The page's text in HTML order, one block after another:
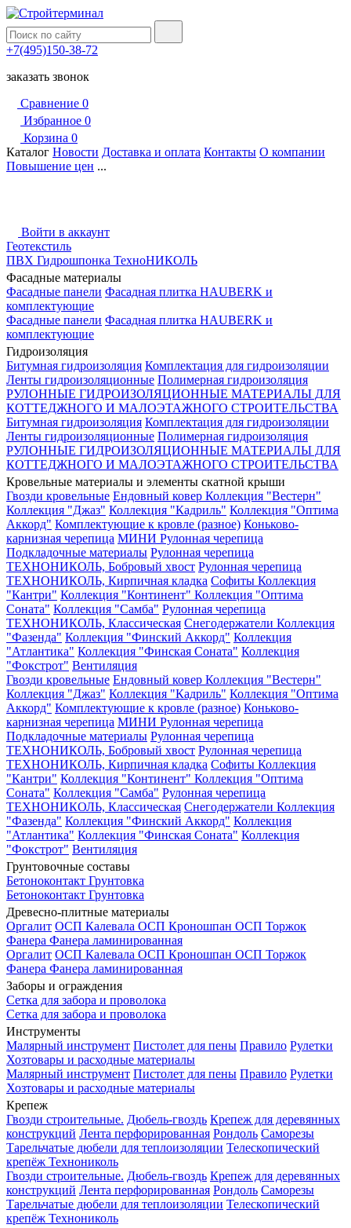
+7(495)150-38-72
заказать звонок
Сравнение 0
Избранное 0
Корзина 0
Каталог Новости Доставка и оплата Контакты О компании
Повышение цен ...
Войти в аккаунт
Геотекстиль
ПВХ Гидрошпонка ТехноНИКОЛЬ
Фасадные материалы
Фасадные панели Фасадная плитка HAUBERK и
комплектующие
Фасадные панели Фасадная плитка HAUBERK и
комплектующие
Гидроизоляция
Битумная гидроизоляция Комплектация для гидроизоляции
Ленты гидроизоляционные Полимерная гидроизоляция
РУЛОННЫЕ ГИДРОИЗОЛЯЦИОННЫЕ МАТЕРИАЛЫ ДЛЯ
КОТТЕДЖНОГО И МАЛОЭТАЖНОГО СТРОИТЕЛЬСТВА
Битумная гидроизоляция Комплектация для гидроизоляции
Ленты гидроизоляционные Полимерная гидроизоляция
РУЛОННЫЕ ГИДРОИЗОЛЯЦИОННЫЕ МАТЕРИАЛЫ ДЛЯ
КОТТЕДЖНОГО И МАЛОЭТАЖНОГО СТРОИТЕЛЬСТВА
Кровельные материалы и элементы скатной крыши
Гвозди кровельные Ендовный ковер Коллекция "Вестерн"
Коллекция "Джаз" Коллекция "Кадриль" Коллекция "Оптима
Аккорд" Комплектующие к кровле (разное) Коньково-
карнизная черепица МИНИ Рулонная черепица
Подкладочные материалы Рулонная черепица
ТЕХНОНИКОЛЬ, Бобровый хвост Рулонная черепица
ТЕХНОНИКОЛЬ, Кирпичная кладка Софиты Коллекция
"Кантри" Коллекция "Континент" Коллекция "Оптима
Соната" Коллекция "Самба" Рулонная черепица
ТЕХНОНИКОЛЬ, Классическая Снегодержатели Коллекция
"Фазенда" Коллекция "Финский Аккорд" Коллекция
"Атлантика" Коллекция "Финская Соната" Коллекция
"Фокстрот" Вентиляция
Гвозди кровельные Ендовный ковер Коллекция "Вестерн"
Коллекция "Джаз" Коллекция "Кадриль" Коллекция "Оптима
Аккорд" Комплектующие к кровле (разное) Коньково-
карнизная черепица МИНИ Рулонная черепица
Подкладочные материалы Рулонная черепица
ТЕХНОНИКОЛЬ, Бобровый хвост Рулонная черепица
ТЕХНОНИКОЛЬ, Кирпичная кладка Софиты Коллекция
"Кантри" Коллекция "Континент" Коллекция "Оптима
Соната" Коллекция "Самба" Рулонная черепица
ТЕХНОНИКОЛЬ, Классическая Снегодержатели Коллекция
"Фазенда" Коллекция "Финский Аккорд" Коллекция
"Атлантика" Коллекция "Финская Соната" Коллекция
"Фокстрот" Вентиляция
Грунтовочные составы
Бетоноконтакт Грунтовка
Бетоноконтакт Грунтовка
Древесно-плитные материалы
Оргалит ОСП Калевала ОСП Кроношпан ОСП Торжок
Фанера Фанера ламинированная
Оргалит ОСП Калевала ОСП Кроношпан ОСП Торжок
Фанера Фанера ламинированная
Заборы и ограждения
Сетка для забора и проволока
Сетка для забора и проволока
Инструменты
Малярный инструмент Пистолет для пены Правило Рулетки
Хозтовары и расходные материалы
Малярный инструмент Пистолет для пены Правило Рулетки
Хозтовары и расходные материалы
Крепеж
Гвозди строительные. Дюбель-гвоздь Крепеж для деревянных
конструкций Лента перфорированная Рондоль Саморезы
Тарельчатые дюбели для теплоизоляции Телескопический
крепёж Технониколь
Гвозди строительные. Дюбель-гвоздь Крепеж для деревянных
конструкций Лента перфорированная Рондоль Саморезы
Тарельчатые дюбели для теплоизоляции Телескопический
крепёж Технониколь